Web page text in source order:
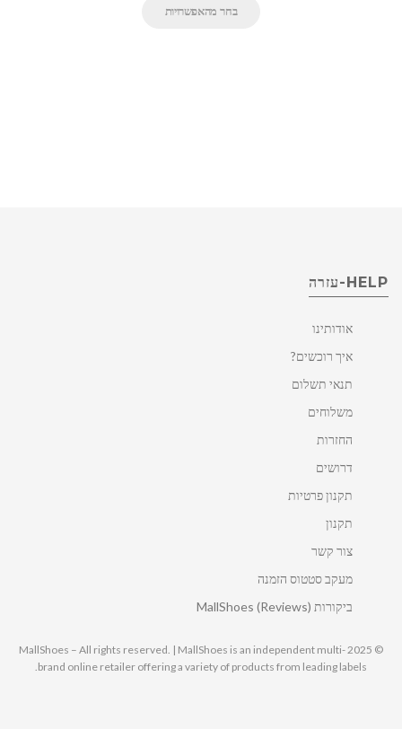
בחר מהאפשרויות
HELP-עזרה
אודותינו
איך רוכשים?
תנאי תשלום
משלוחים
החזרות
דרושים
תקנון פרטיות
תקנון
צור קשר
מעקב סטטוס הזמנה
ביקורות MallShoes (Reviews)
© 2025 MallShoes – All rights reserved. | MallShoes is an independent multi-
brand online retailer offering a variety of products from leading labels.